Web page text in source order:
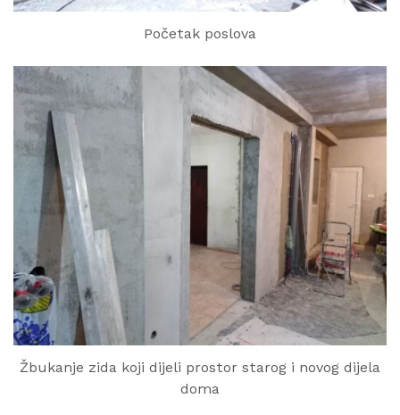
Početak poslova
Žbukanje zida koji dijeli prostor starog i novog dijela
doma